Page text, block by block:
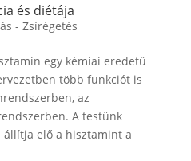
és diétája
- Zsírégetés
egy kémiai eredetű
több funkciót is
az
A testünk
elő a hisztamint a